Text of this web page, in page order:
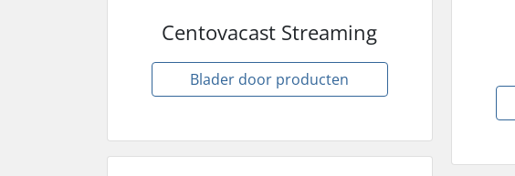
Centovacast Streaming
Blader door producten